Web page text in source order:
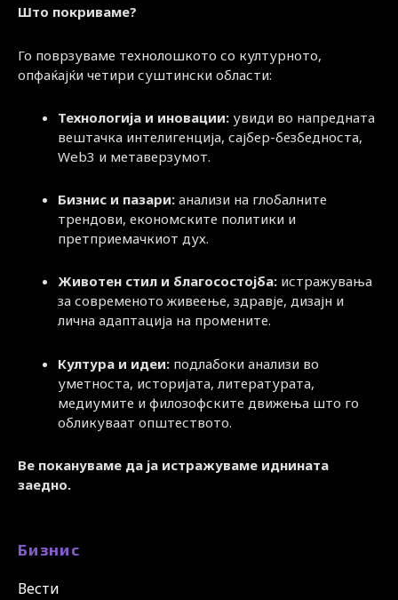
Што покриваме?
Го поврзуваме технолошкото со културното,
опфаќајќи четири суштински области:
Технологија и иновации: увиди во напредната
вештачка интелигенција, сајбер-безбедноста,
Web3 и метаверзумот.
Бизнис и пазари: анализи на глобалните
трендови, економските политики и
претприемачкиот дух.
Животен стил и благосостојба: истражувања
за современото живеење, здравје, дизајн и
лична адаптација на промените.
Култура и идеи: подлабоки анализи во
уметноста, историјата, литературата,
медиумите и филозофските движења што го
обликуваат општеството.
Ве покануваме да ја истражуваме иднината
заедно.
Бизнис
Вести